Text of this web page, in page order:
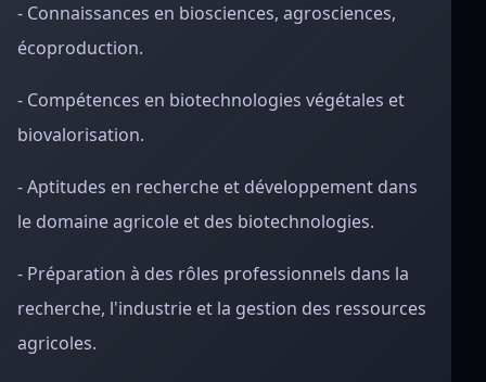
- Connaissances en biosciences, agrosciences,
écoproduction.
- Compétences en biotechnologies végétales et
biovalorisation.
- Aptitudes en recherche et développement dans
le domaine agricole et des biotechnologies.
- Préparation à des rôles professionnels dans la
recherche, l'industrie et la gestion des ressources
agricoles.